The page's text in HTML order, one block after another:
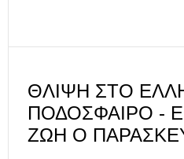
ΘΛΊΨΗ ΣΤΟ
ΠΟΔΌΣΦΑΙΡΟ -
ΖΩΉ Ο